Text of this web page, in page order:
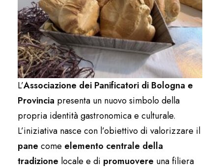
L’Associazione dei Panificatori di Bologna e
Provincia presenta un nuovo simbolo della
propria identità gastronomica e culturale.
L’iniziativa nasce con l’obiettivo di valorizzare il
pane come elemento centrale della
tradizione locale e di promuovere una filiera